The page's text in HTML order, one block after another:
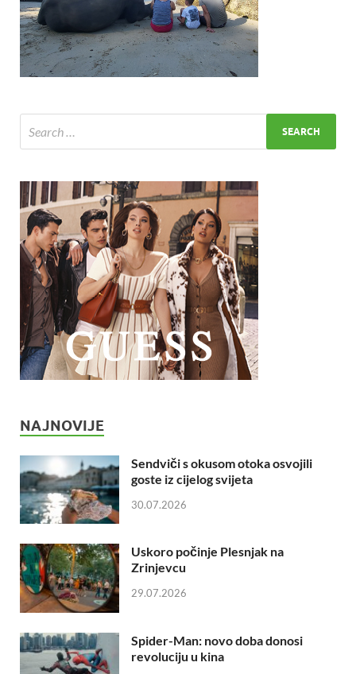
NAJNOVIJE
Sendviči s okusom otoka osvojili
goste iz cijelog svijeta
30.07.2026
Uskoro počinje Plesnjak na
Zrinjevcu
29.07.2026
Spider-Man: novo doba donosi
revoluciju u kina